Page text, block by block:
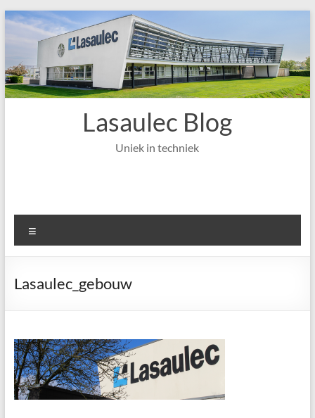
Ga
de
inhoud
Lasaulec Blog
Uniek in techniek
Lasaulec_gebouw